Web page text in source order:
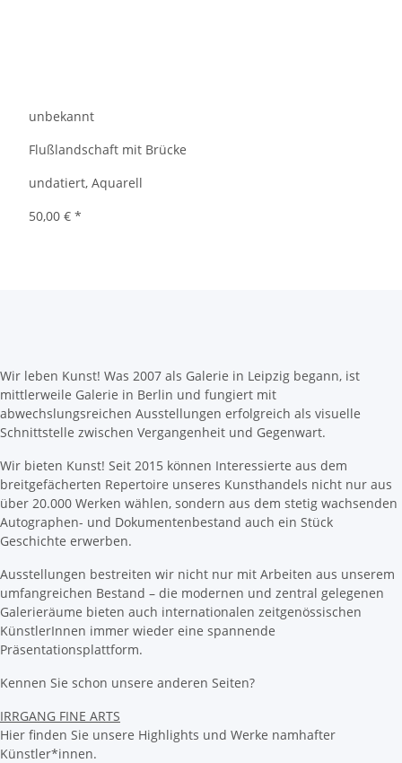
unbekannt
Flußlandschaft mit Brücke
undatiert, Aquarell
50,00 € *
Wir leben Kunst! Was 2007 als Galerie in Leipzig begann, ist
mittlerweile Galerie in Berlin und fungiert mit
abwechslungsreichen Ausstellungen erfolgreich als visuelle
Schnittstelle zwischen Vergangenheit und Gegenwart.
Wir bieten Kunst! Seit 2015 können Interessierte aus dem
breitgefächerten Repertoire unseres Kunsthandels nicht nur aus
über 20.000 Werken wählen, sondern aus dem stetig wachsenden
Autographen- und Dokumentenbestand auch ein Stück
Geschichte erwerben.
Ausstellungen bestreiten wir nicht nur mit Arbeiten aus unserem
umfangreichen Bestand – die modernen und zentral gelegenen
Galerieräume bieten auch internationalen zeitgenössischen
KünstlerInnen immer wieder eine spannende
Präsentationsplattform.
Kennen Sie schon unsere anderen Seiten?
IRRGANG FINE ARTS
Hier finden Sie unsere Highlights und Werke namhafter
Künstler*innen.